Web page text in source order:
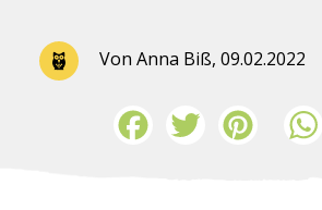
Von Anna Biß, 09.02.2022
FacebookTwitter Pinterest